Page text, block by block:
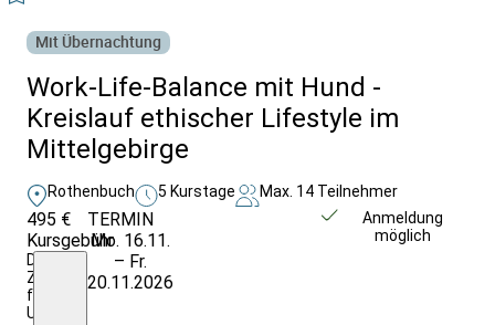
Mit Übernachtung
Work-Life-Balance mit Hund -
Kreislauf ethischer Lifestyle im
Mittelgebirge
Rothenbuch 5 Kurstage Max. 14 Teilnehmer
495 €
Kursgebühr
Die
Zusatzkosten
für
Unterkunft
TERMIN
Mo. 16.11.
– Fr.
20.11.2026
Anmeldung
möglich